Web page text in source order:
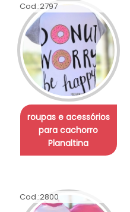
Cod.:2797
roupas e acessórios
para cachorro
Planaltina
Cod.:2800